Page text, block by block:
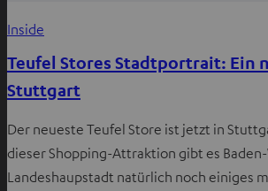
Inside
Teufel Stores Stadtportrait: Ein
Stuttgart
Der neueste Teufel Store ist jetzt in
dieser Shopping-Attraktion gibt es Baden-
Landeshaupstadt natürlich noch einiges